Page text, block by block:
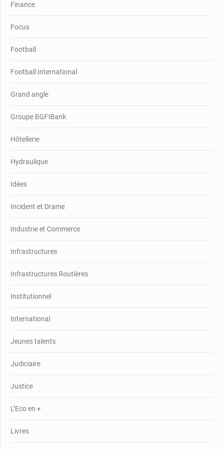
Finance
Focus
Football
Football International
Grand angle
Groupe BGFIBank
Hôtellerie
Hydraulique
Idées
Incident et Drame
Industrie et Commerce
Infrastructures
Infrastructures Routières
Institutionnel
International
Jeunes talents
Judiciaire
Justice
L’Eco en +
Livres